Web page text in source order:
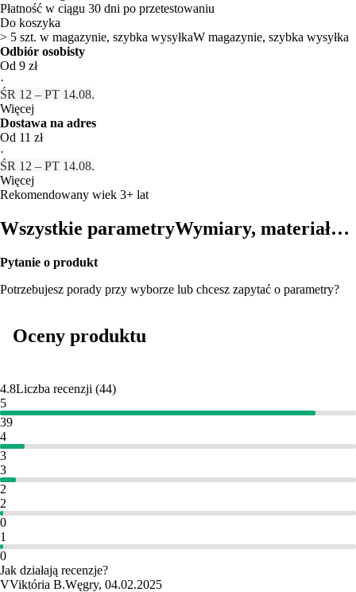
Płatność w ciągu 30 dni po przetestowaniu
Do koszyka
> 5 szt. w magazynie, szybka wysyłkaW magazynie, szybka wysyłka
Odbiór osobisty
Od 9 zł
·
ŚR 12 – PT 14.08.
Więcej
Dostawa na adres
Od 11 zł
·
ŚR 12 – PT 14.08.
Więcej
Rekomendowany wiek 3+ lat
Wszystkie parametryWymiary, materiał…
Pytanie o produkt
Potrzebujesz porady przy wyborze lub chcesz zapytać o parametry?
Oceny produktu
4.8Liczba recenzji (44)
5
39
4
3
3
2
2
0
1
0
Jak działają recenzje?
VViktória B.Węgry, 04.02.2025